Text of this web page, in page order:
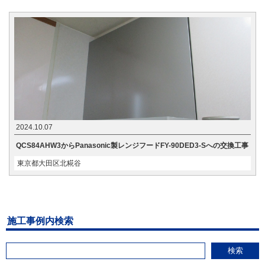
2024.10.07
QCS84AHW3からPanasonic製レンジフードFY-90DED3-Sへの交換工事
東京都大田区北糀谷
施工事例内検索
検索